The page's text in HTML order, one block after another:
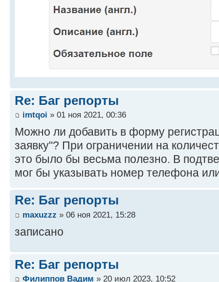
Re: Баг репорты
imtqoi » 01 ноя 2021, 00:36
Можно ли добавить в форму
заявку"? При ограничении на
это было бы весьма полезно. В
мог бы указывать номер телефона
Re: Баг репорты
maxuzzz » 06 ноя 2021, 15:28
записано
Re: Баг репорты
Филиппов Вадим » 20 июл 2023, 10:52